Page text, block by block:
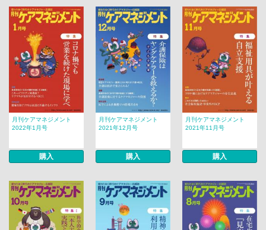
月刊ケアマネジメント
2022年1月号
購入
月刊ケアマネジメント
2021年12月号
購入
月刊ケアマネジメント
2021年11月号
購入